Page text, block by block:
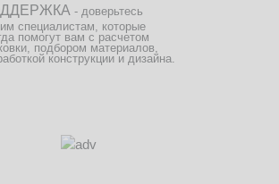
- доверьтесь
специалистам, которые
помогут вам с расчетом
подбором материалов,
конструкции и дизайна.